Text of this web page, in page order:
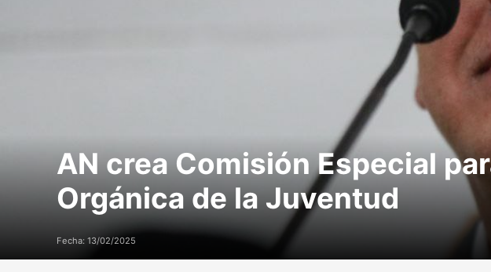
AN crea Comisión Especial
Orgánica de la Juventud
Fecha: 13/02/2025